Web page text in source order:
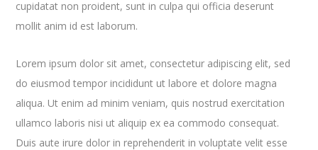
cupidatat non proident, sunt in culpa qui officia deserunt
mollit anim id est laborum.
Lorem ipsum dolor sit amet, consectetur adipiscing elit, sed
do eiusmod tempor incididunt ut labore et dolore magna
aliqua. Ut enim ad minim veniam, quis nostrud exercitation
ullamco laboris nisi ut aliquip ex ea commodo consequat.
Duis aute irure dolor in reprehenderit in voluptate velit esse